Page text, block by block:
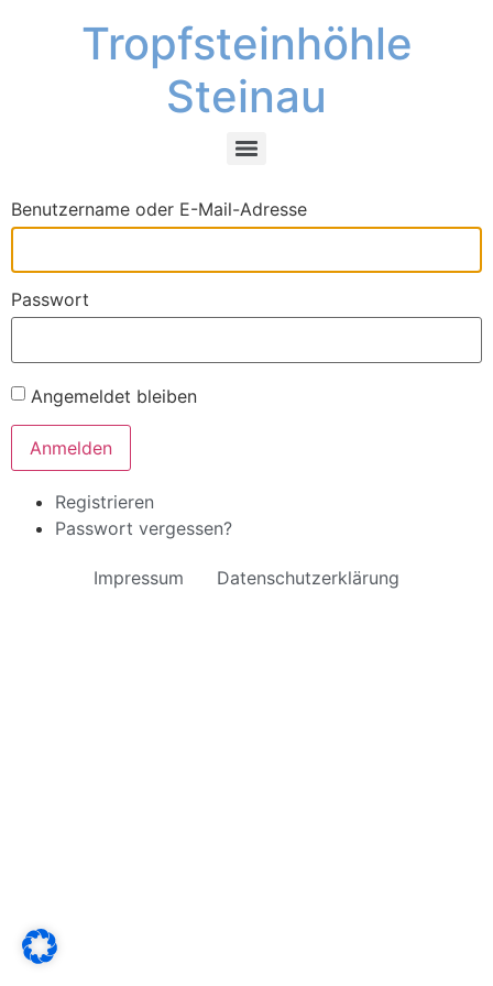
Tropfsteinhöhle
Steinau
Benutzername oder E-Mail-Adresse
Passwort
Angemeldet bleiben
Anmelden
Registrieren
Passwort vergessen?
Impressum Datenschutzerklärung